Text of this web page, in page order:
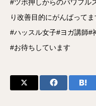
#ツボ押しからのパワフル
り改善目的にがんばってま
#ハッスル女子#ヨガ講師#
#お待ちしています